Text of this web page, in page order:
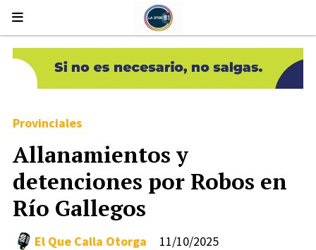
Allanamientos y
detenciones por Robos en
Río Gallegos
Provinciales
11/10/2025
El Que Calla Otorga